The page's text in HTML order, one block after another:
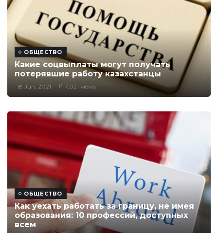
ОБЩЕСТВО
Какие соцвыплаты могут получать
потерявшие работу казахстанцы
18 Jun, 2021 7,021 views
ОБЩЕСТВО
Как уехать работать за границу, не имея
образования: 10 профессий, доступных
всем